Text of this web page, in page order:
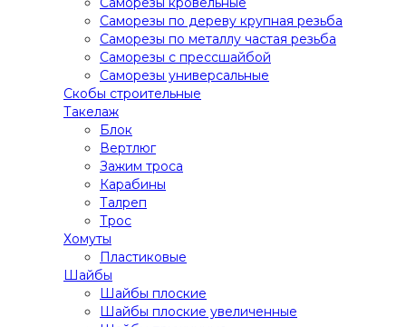
Саморезы по дереву крупная резьба
Саморезы по металлу частая резьба
Саморезы с прессшайбой
Саморезы универсальные
Скобы строительные
Такелаж
Блок
Вертлюг
Зажим троса
Карабины
Талреп
Трос
Хомуты
Пластиковые
Шайбы
Шайбы плоские
Шайбы плоские увеличенные